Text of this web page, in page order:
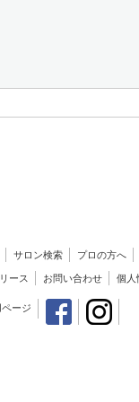
サロン検索 プロの方へ
ース お問い合わせ 個人
ージ